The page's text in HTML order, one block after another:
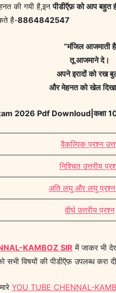
की गयी है,इनपीडीऍफ़ को आप बहुत
है-8864842547
“मंजिल आजमाती है
तू आजमाने दे।
अपने इरादों को रख
और मेहनत को खेल
Pdf Downloud|कक्षा 10 गृह
वैकल्पिक प्रश्न
निश्चित उत्तरीय
अति लघु और लघु प्रश्न
दीर्घ उत्तरीय प्रश्न
KAMBOZ SIR में जाकर भी
विषयों की पीडीऍफ़ उपलब्ध करा दी
YOU TUBE CHENNAL-